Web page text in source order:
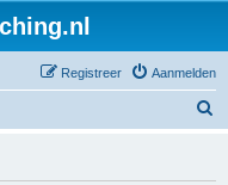
Aanmelden
Registreer